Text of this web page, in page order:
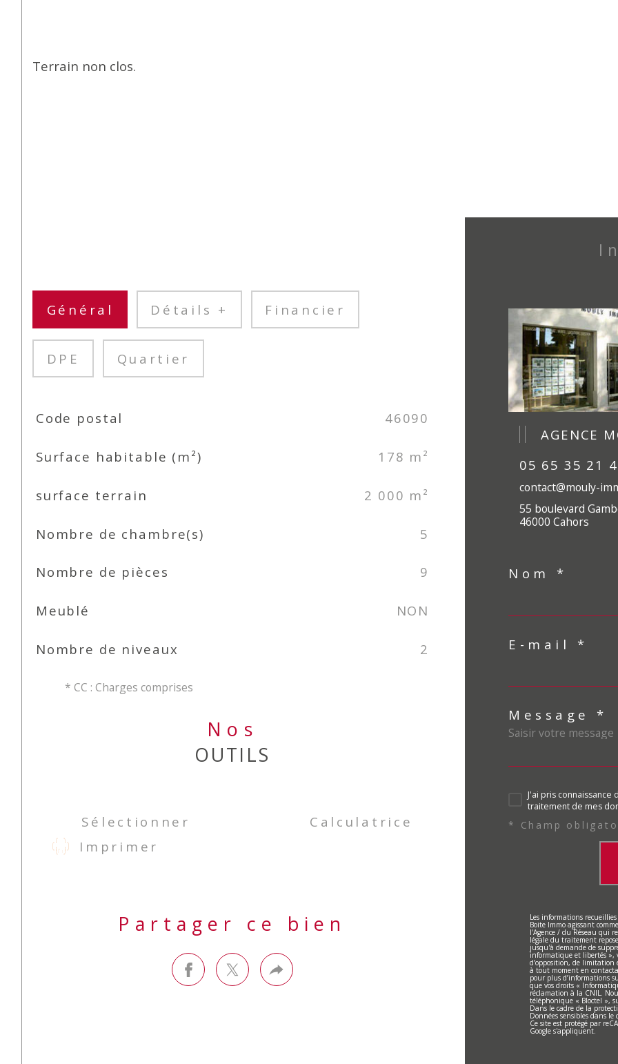
Terrain non clos.
Général Détails + Financier
DPE Quartier
TRAD_SIROCCO_Caracteristique
Code postal 46090
Surface habitable (m²) 178 m²
surface terrain 2 000 m²
Nombre de chambre(s) 5
Nombre de pièces 9
Meublé NON
Nombre de niveaux 2
* CC : Charges comprises
Nos
OUTILS
Sélectionner
Calculatrice
Imprimer
Partager ce bien
AGENCE
05 65 35 21
contact@mouly-
55 boulevard
46000 Cahors
Nom *
E-mail *
Message *
J'ai pris
traitement de mes
* Champ
Les informations
Boite Immo agissant
l'Agence / du Réseau qui
légale du traitement
jusqu'à demande de
informatique et libertés »,
d’opposition, de limitation
à tout moment en
pour plus d’informations
que vos droits «
réclamation à la CNIL.
téléphonique « Bloctel »,
Dans le cadre de la
Données sensibles dans le
Ce site est protégé par
Google s'appliquent.